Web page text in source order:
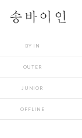
BY IN
OUTER
JUNIOR
OFFLINE